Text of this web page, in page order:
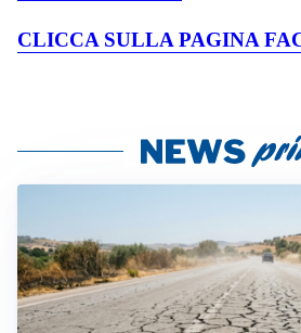
CLICCA SULLA PAGINA